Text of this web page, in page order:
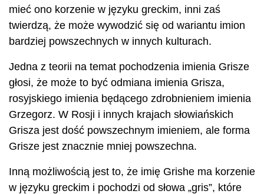
mieć ono korzenie w języku greckim, inni zaś
twierdzą, że może wywodzić się od wariantu imion
bardziej powszechnych w innych kulturach.
Jedna z teorii na temat pochodzenia imienia Grisze
głosi, że może to być odmiana imienia Grisza,
rosyjskiego imienia będącego zdrobnieniem imienia
Grzegorz. W Rosji i innych krajach słowiańskich
Grisza jest dość powszechnym imieniem, ale forma
Grisze jest znacznie mniej powszechna.
Inną możliwością jest to, że imię Grishe ma korzenie
w języku greckim i pochodzi od słowa „gris”, które